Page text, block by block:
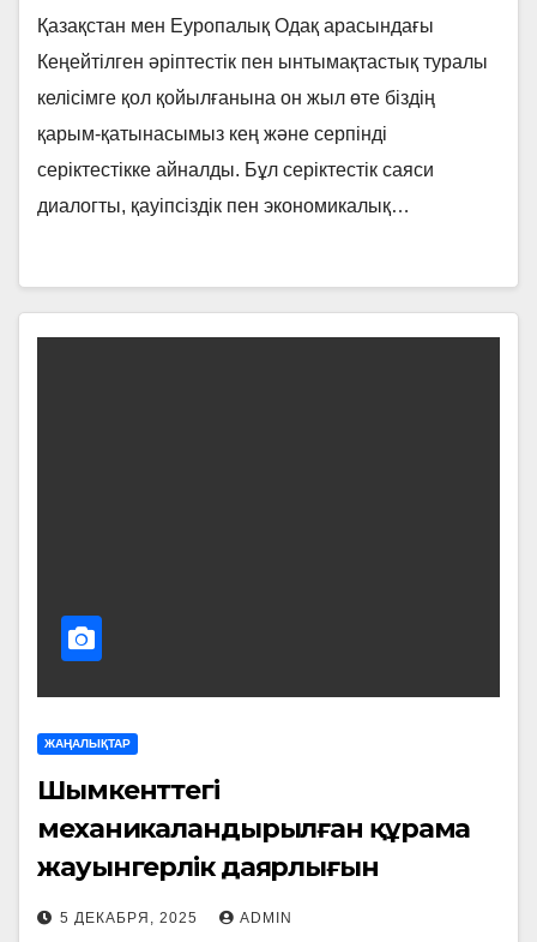
Қазақстан мен Еуропалық Одақ арасындағы
Кеңейтілген әріптестік пен ынтымақтастық туралы
келісімге қол қойылғанына он жыл өте біздің
қарым-қатынасымыз кең және серпінді
серіктестікке айналды. Бұл серіктестік саяси
диалогты, қауіпсіздік пен экономикалық…
ЖАҢАЛЫҚТАР
Шымкенттегі
механикаландырылған құрама
жауынгерлік даярлығын
пысықталды
5 ДЕКАБРЯ, 2025 ADMIN